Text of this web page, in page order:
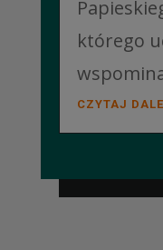
którego
CZYTAJ